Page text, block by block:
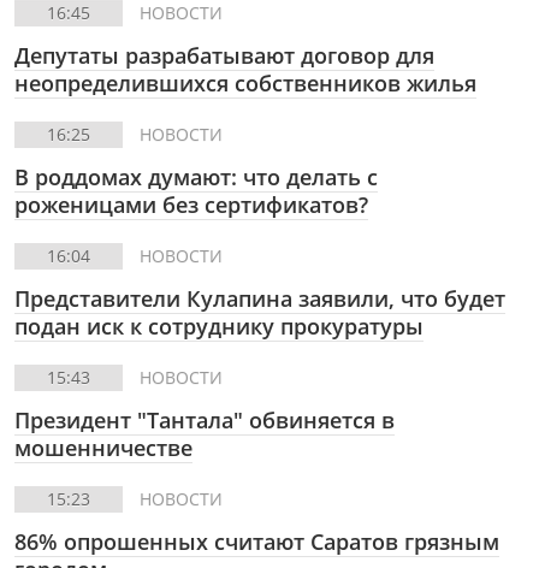
16:45 НОВОСТИ
Депутаты разрабатывают договор для
неопределившихся собственников жилья
16:25 НОВОСТИ
В роддомах думают: что делать с
роженицами без сертификатов?
16:04 НОВОСТИ
Представители Кулапина заявили, что будет
подан иск к сотруднику прокуратуры
15:43 НОВОСТИ
Президент "Тантала" обвиняется в
мошенничестве
15:23 НОВОСТИ
86% опрошенных считают Саратов грязным